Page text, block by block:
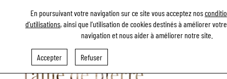
En poursuivant votre navigation sur ce site vous acceptez nos
d’utilisations, ainsi que l’utilisation de cookies destinés à améliorer
navigation et nous aider à améliorer notre site.
Accepter Refuser
Taille de pierre